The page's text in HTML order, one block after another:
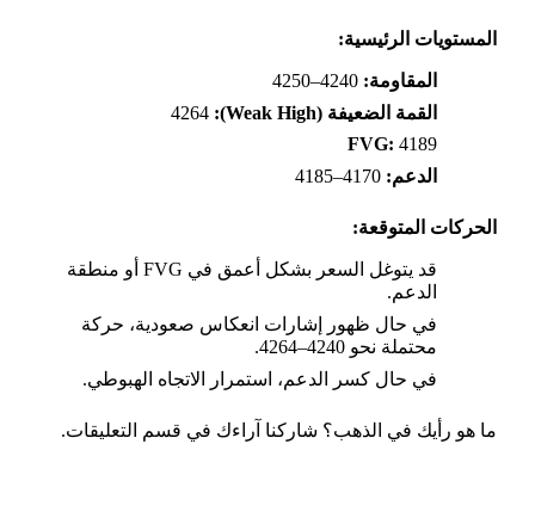
المستويات الرئيسية:
المقاومة:4240–4250
القمة الضعيفة (Weak High):
4264
FVG: 4189
الدعم:4170–4185
الحركات المتوقعة:
قد يتوغل السعر بشكل أعمق في FVG أو منطقة
الدعم.
في حال ظهور إشارات انعكاس صعودية، حركة
محتملة نحو 4240–4264.
في حال كسر الدعم، استمرار الاتجاه الهبوطي.
ما هو رأيك في الذهب؟ شاركنا آراءك في قسم التعليقات.